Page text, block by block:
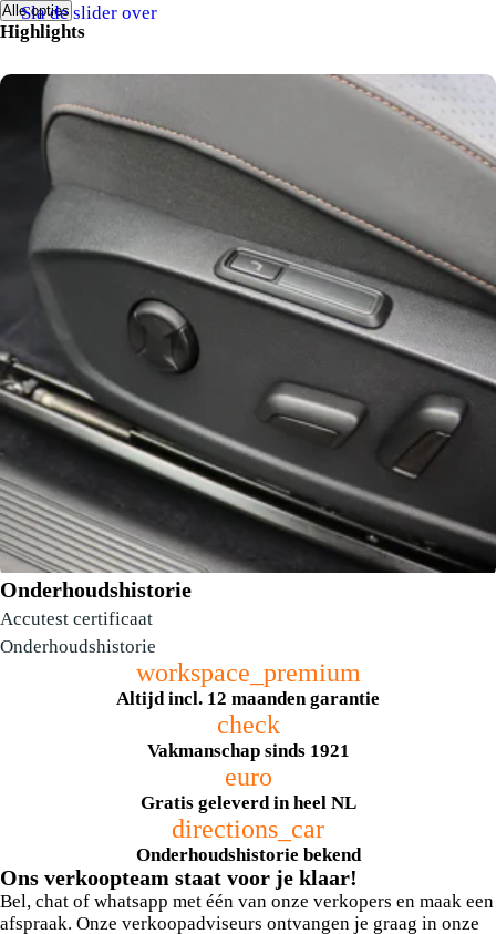
Alle opties
Highlights
Sla de slider over
elektrisch verstelbare bestuurdersstoel
Onderhoudshistorie
Accutest certificaat
Onderhoudshistorie
workspace_premium
Altijd incl. 12 maanden garantie
check
Vakmanschap sinds 1921
euro
Gratis geleverd in heel NL
directions_car
Onderhoudshistorie bekend
Ons verkoopteam staat voor je klaar!
Bel, chat of whatsapp met één van onze verkopers en maak een
afspraak. Onze verkoopadviseurs ontvangen je graag in onze